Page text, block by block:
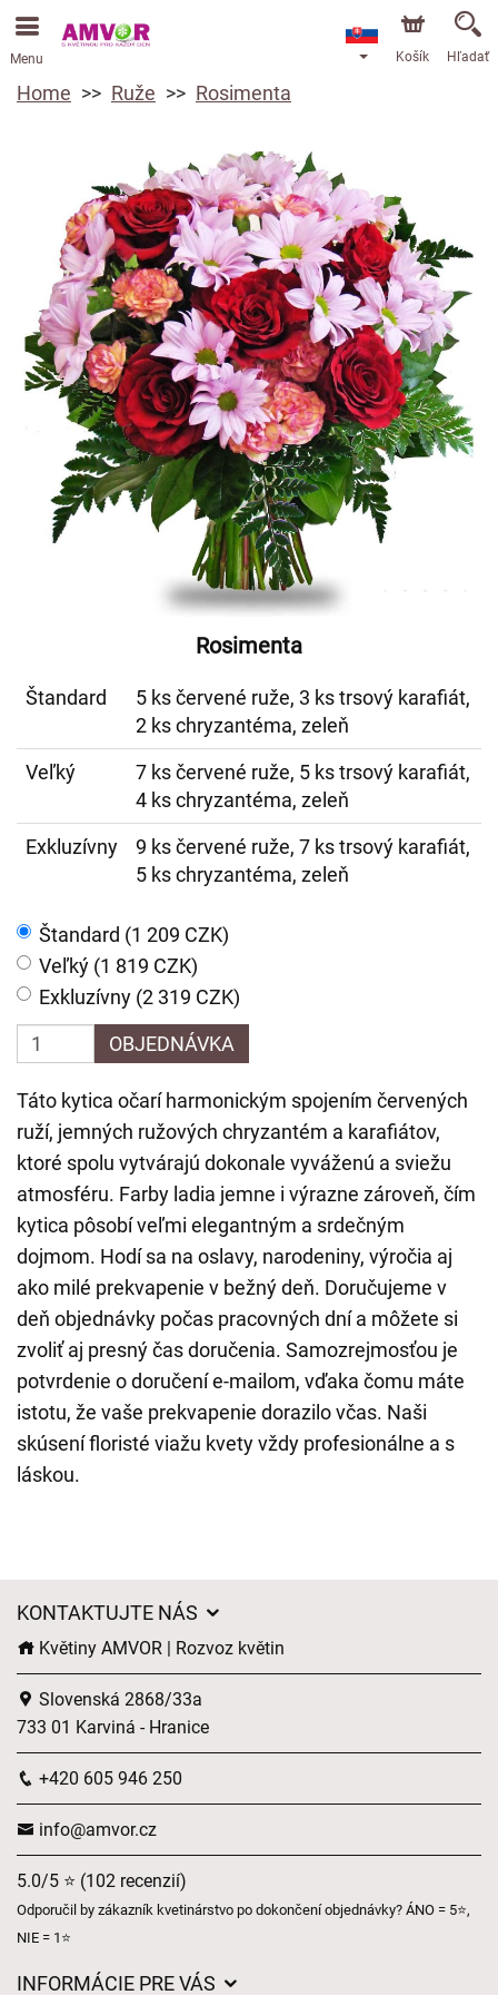
Menu Košík Hľadať
Home Ruže Rosimenta
Rosimenta
Štandard
5 ks červené ruže, 3 ks trsový karafiát,
2 ks chryzantéma, zeleň
Veľký
7 ks červené ruže, 5 ks trsový karafiát,
4 ks chryzantéma, zeleň
Exkluzívny
9 ks červené ruže, 7 ks trsový karafiát,
5 ks chryzantéma, zeleň
Štandard (1 209 CZK)
Veľký (1 819 CZK)
Exkluzívny (2 319 CZK)
OBJEDNÁVKA
Táto kytica očarí harmonickým spojením červených
ruží, jemných ružových chryzantém a karafiátov,
ktoré spolu vytvárajú dokonale vyváženú a sviežu
atmosféru. Farby ladia jemne i výrazne zároveň, čím
kytica pôsobí veľmi elegantným a srdečným
dojmom. Hodí sa na oslavy, narodeniny, výročia aj
ako milé prekvapenie v bežný deň. Doručujeme v
deň objednávky počas pracovných dní a môžete si
zvoliť aj presný čas doručenia. Samozrejmosťou je
potvrdenie o doručení e-mailom, vďaka čomu máte
istotu, že vaše prekvapenie dorazilo včas. Naši
skúsení floristé viažu kvety vždy profesionálne a s
láskou.
KONTAKTUJTE NÁS
Květiny AMVOR | Rozvoz květin
Slovenská 2868/33a
733 01 Karviná - Hranice
+420 605 946 250
info@amvor.cz
5.0/5 ⭐ (102 recenzií)
Odporučil by zákazník kvetinárstvo po dokončení objednávky? ÁNO = 5⭐,
NIE = 1⭐
INFORMÁCIE PRE VÁS